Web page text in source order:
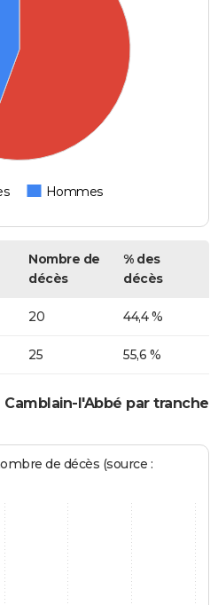
Hommes
Nombre de
décès
% des
décès
20 44,4 %
25 55,6 %
l'Abbé par tranche
de décès (source :